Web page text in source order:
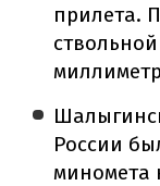
прилета.
России
миномета